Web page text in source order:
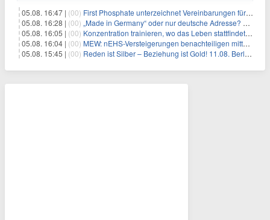
05.08. 16:47 | (00) First Phosphate unterzeichnet Vereinbarungen für nicht zu refundierende Zuwendungen in Höhe von 4,84 Mio. $ von der kanadischen Regierung für Straßeninfrastruktur und Stromübertragungsleitungen
05.08. 16:28 | (00) „Made in Germany“ oder nur deutsche Adresse? So erkennen Sie, wo Ihre Leiterplatten wirklich gefertigt werden
05.08. 16:05 | (00) Konzentration trainieren, wo das Leben stattfindet: Mobile EEG-Technologie bringt Neurofeedback in den Alltag
05.08. 16:04 | (00) MEW: nEHS-Versteigerungen benachteiligen mittelständische Unternehmen
05.08. 15:45 | (00) Reden ist Silber – Beziehung ist Gold! 11.08. Berlin – 18:30 Uhr